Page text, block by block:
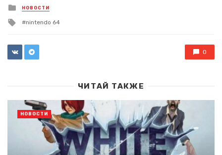
Posted
in
НОВОСТИ
Tagged
nintendo 64
0
ЧИТАЙ ТАКЖЕ
НОВОСТИ